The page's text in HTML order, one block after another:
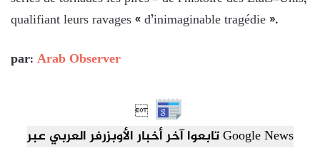
qualifiant leurs ravages « d’inimaginable tragédie ».
par: Arab Observer

تابعوا آخر أخبار الأوبزرفر العربي عبر Google News